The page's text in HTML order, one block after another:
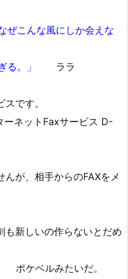
ぜこんな風にしか会えな
る。」
ララ
です。
ーネットFaxサービス D-
が、相手からのFAXをメ
新しいの作らないとだめ
ポケベルみたいだ。